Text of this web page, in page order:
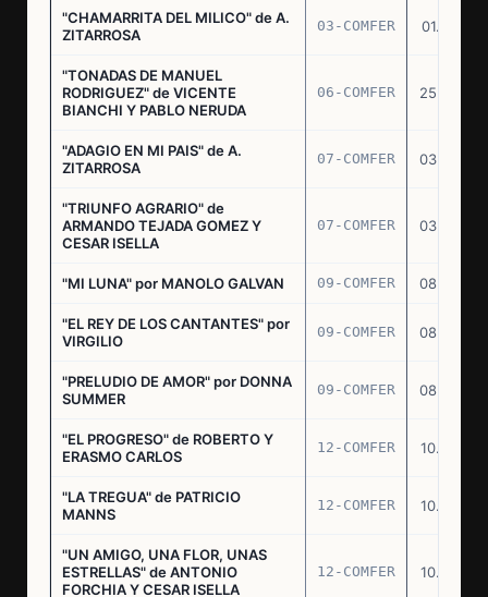
"CHAMARRITA DEL MILICO" de A.
ZITARROSA
03-COMFER 01.02.77
"TONADAS DE MANUEL
RODRIGUEZ" de VICENTE
BIANCHI Y PABLO NERUDA
06-COMFER 25.02.77
"ADAGIO EN MI PAIS" de A.
ZITARROSA
07-COMFER 03.03.77
"TRIUNFO AGRARIO" de
ARMANDO TEJADA GOMEZ Y
CESAR ISELLA
07-COMFER 03.03.77
"MI LUNA" por MANOLO GALVAN 09-COMFER 08.03.77
"EL REY DE LOS CANTANTES" por
VIRGILIO
09-COMFER 08.03.77
"PRELUDIO DE AMOR" por DONNA
SUMMER
09-COMFER 08.03.77
"EL PROGRESO" de ROBERTO Y
ERASMO CARLOS
12-COMFER 10.03.77
"LA TREGUA" de PATRICIO
MANNS
12-COMFER 10.03.77
"UN AMIGO, UNA FLOR, UNAS
ESTRELLAS" de ANTONIO
FORCHIA Y CESAR ISELLA
12-COMFER 10.03.77